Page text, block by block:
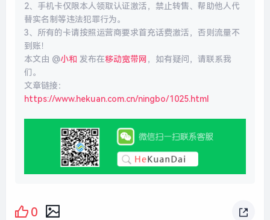
2、手机卡仅限本人领取认证激活，禁止转售、帮助他人代
替实名制等违法犯罪行为。
3、所有的卡请按照运营商要求首充话费激活，否则流量不
到账！
本文由 @小和 发布在移动宽带网 ，如有疑问，请联系我
们。
文章链接：
https://www.hekuan.com.cn/ningbo/1025.html
0